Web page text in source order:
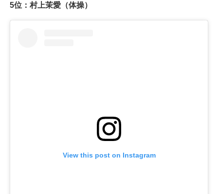
5位：村上茉愛（体操）
View this post on Instagram